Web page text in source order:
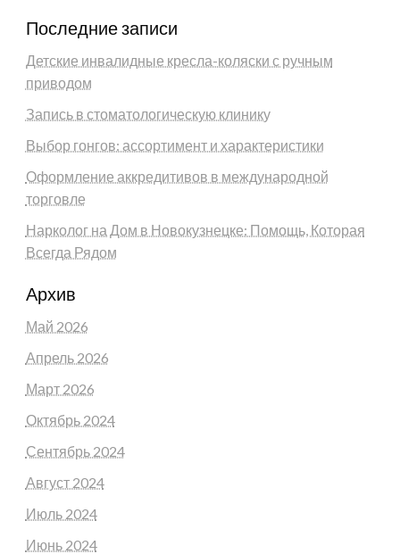
Последние записи
Детские инвалидные кресла-коляски с ручным
приводом
Запись в стоматологическую клинику
Выбор гонгов: ассортимент и характеристики
Оформление аккредитивов в международной
торговле
Нарколог на Дом в Новокузнецке: Помощь, Которая
Всегда Рядом
Архив
Май 2026
Апрель 2026
Март 2026
Октябрь 2024
Сентябрь 2024
Август 2024
Июль 2024
Июнь 2024